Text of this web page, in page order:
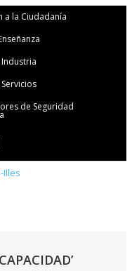
a la Ciudadanía
de Seguridad